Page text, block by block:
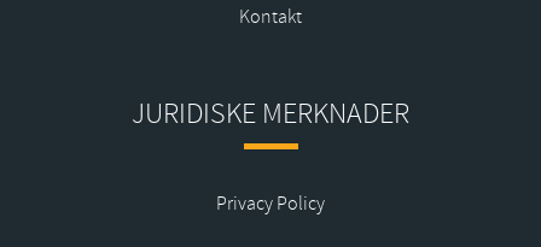
Kontakt
JURIDISKE MERKNADER
Privacy Policy